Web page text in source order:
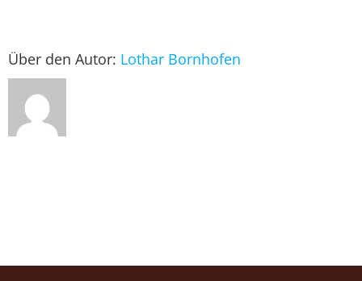
Über den Autor: Lothar Bornhofen